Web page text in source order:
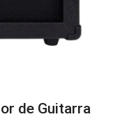
de Guitarra